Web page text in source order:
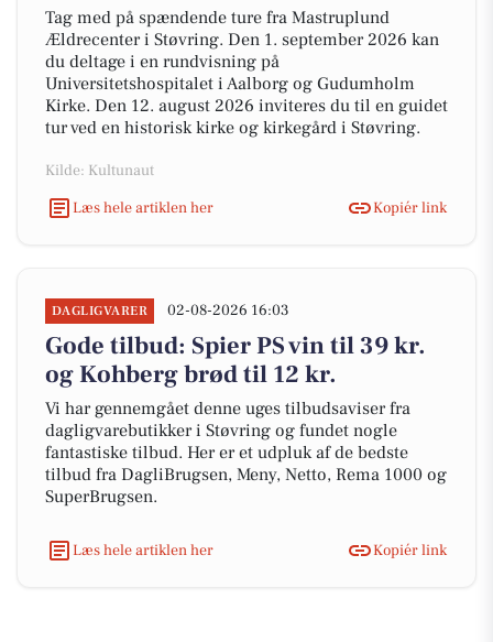
Tag med på spændende ture fra Mastruplund
Ældrecenter i Støvring. Den 1. september 2026 kan
du deltage i en rundvisning på
Universitetshospitalet i Aalborg og Gudumholm
Kirke. Den 12. august 2026 inviteres du til en guidet
tur ved en historisk kirke og kirkegård i Støvring.
Kilde: Kultunaut
Læs hele artiklen her
Kopiér link
DAGLIGVARER 02-08-2026 16:03
Gode tilbud: Spier PS vin til 39 kr.
og Kohberg brød til 12 kr.
Vi har gennemgået denne uges tilbudsaviser fra
dagligvarebutikker i Støvring og fundet nogle
fantastiske tilbud. Her er et udpluk af de bedste
tilbud fra DagliBrugsen, Meny, Netto, Rema 1000 og
SuperBrugsen.
Læs hele artiklen her Kopiér link